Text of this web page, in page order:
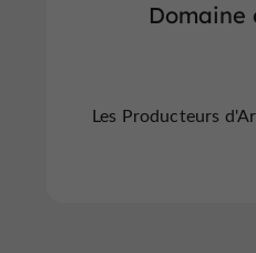
Domaine
Les Producteurs